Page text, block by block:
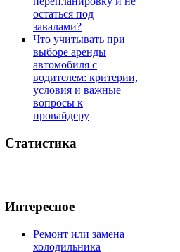
остаться под
завалами?
Что учитывать при
выборе аренды
автомобиля с
водителем: критерии,
условия и важные
вопросы к
провайдеру
Статистика
Интересное
Ремонт или замена
холодильника